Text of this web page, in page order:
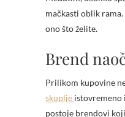
mačkasti oblik
ono što želite.
Brend
Prilikom kupovine
skuplje
postoje brendovi